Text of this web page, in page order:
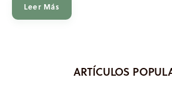
Leer Más
ARTÍCULOS